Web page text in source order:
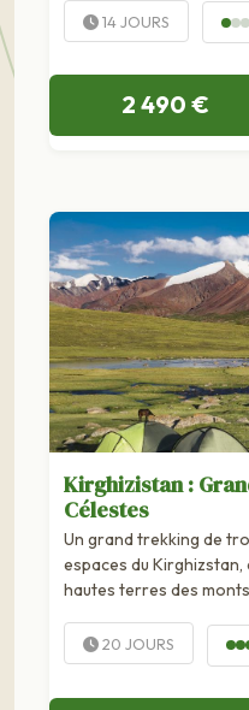
14 JOURS
2 490 €
Kirghizistan :
Célestes
Un grand trekking de
espaces du Kirghizstan,
hautes terres des
viennent interrompre le
sommets élancés...
20 JOURS